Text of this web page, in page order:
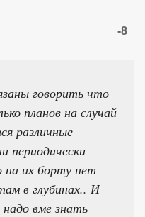
-8
говорить что
планов на случай
различные
их борту нет
в глубинах.. И
вме знать